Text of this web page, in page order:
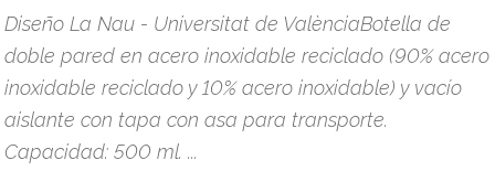
Diseño La Nau - Universitat de ValènciaBotella de
doble pared en acero inoxidable reciclado (90% acero
inoxidable reciclado y 10% acero inoxidable) y vacío
aislante con tapa con asa para transporte.
Capacidad: 500 ml. ...